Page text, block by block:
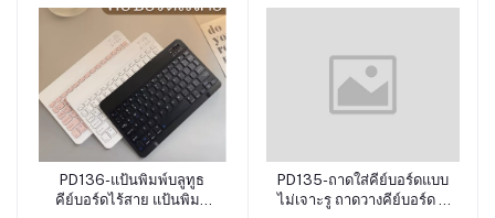
หยิบใส่ตะกร้า
PD136-แป้นพิมพ์บลูทูธ
คีย์บอร์ดไร้สาย แป้นพิมพ์
หยิบใส่ตะกร้า
PD135-ถาดใส่คีย์บอร์ดแบบ
ไม่เจาะรู ถาดวางคีย์บอร์ด ที่